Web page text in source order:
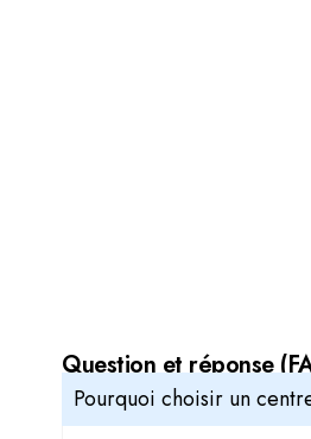
Question et réponse
Pourquoi choisir un